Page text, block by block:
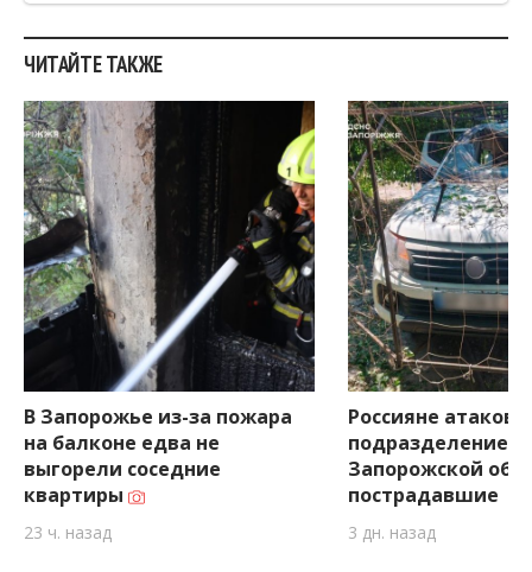
ЧИТАЙТЕ ТАКЖЕ
В Запорожье из-за пожара
на балконе едва не
выгорели соседние
квартиры
23 ч. назад
Россияне
подразделение
Запорожской
пострадавшие
3 дн. назад